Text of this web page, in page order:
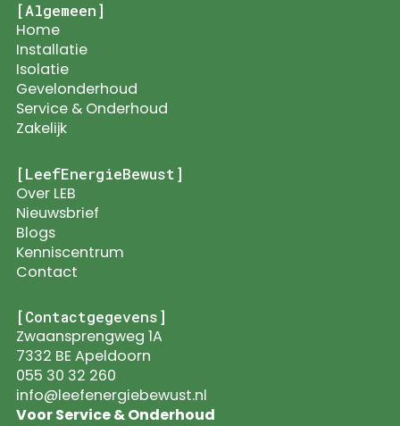
[Algemeen]
Home
Installatie
Isolatie
Gevelonderhoud
Service & Onderhoud
Zakelijk
[LeefEnergieBewust]
Over LEB
Nieuwsbrief
Blogs
Kenniscentrum
Contact
[Contactgegevens]
Zwaansprengweg 1A
7332 BE Apeldoorn
055 30 32 260
info@leefenergiebewust.nl
Voor Service & Onderhoud